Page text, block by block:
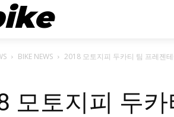
BIKE NEWS 2018 모토지피 두카티 팀 프레젠
모토지피 두